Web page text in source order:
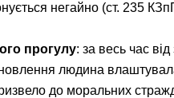
негайно (ст. 235
прогулу: за весь час
людина
до моральних